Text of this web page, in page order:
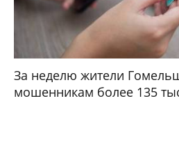
За неделю жители
мошенникам более 135